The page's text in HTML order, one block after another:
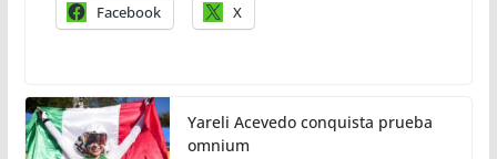
Facebook X
Yareli Acevedo conquista prueba
omnium